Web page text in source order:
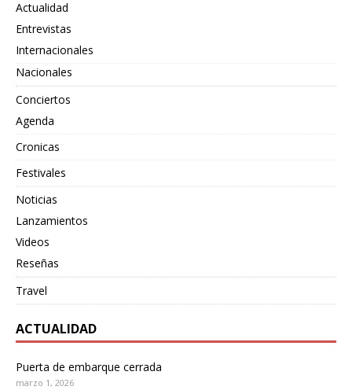
Actualidad
Entrevistas
Internacionales
Nacionales
Conciertos
Agenda
Cronicas
Festivales
Noticias
Lanzamientos
Videos
Reseñas
Travel
ACTUALIDAD
Puerta de embarque cerrada
marzo 1, 2026